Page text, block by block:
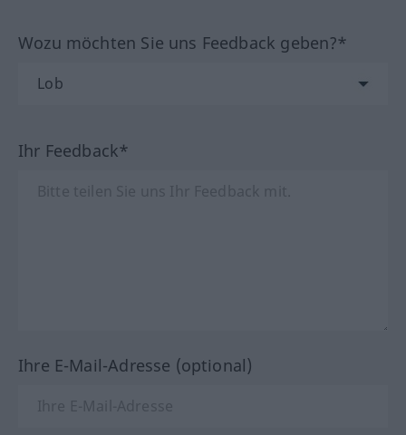
Wozu möchten Sie uns Feedback geben?*
Ihr Feedback*
Ihre E-Mail-Adresse (optional)